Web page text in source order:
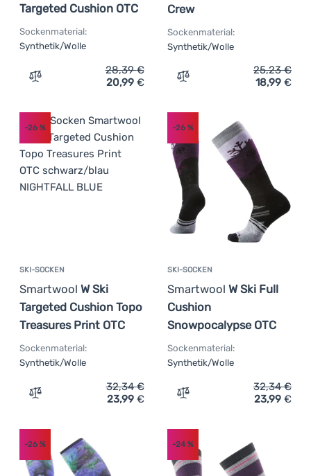
Targeted Cushion OTC
Sockenmaterial:
Synthetik/Wolle
Zum Vergleich 'Ski-Socken Smartwool W Ski Targeted
28,39€
20,99 €
Crew
Sockenmaterial:
Synthetik/Wolle
Zum Vergleich
25,23€
18,99 €
SKI-SOCKEN
Smartwool W Ski
Targeted Cushion Topo
Treasures Print OTC
-26 %
Sockenmaterial:
Synthetik/Wolle
Zum Vergleich 'Ski-Socken Smartwool W Ski Targeted
32,34€
23,99 €
SKI-SOCKEN
Smartwool W Ski Full
Cushion
Snowpocalypse OTC
-26%
Sockenmaterial:
Synthetik/Wolle
Zum Vergleich 'Ski-
32,34€
23,99 €
-26 % -24%